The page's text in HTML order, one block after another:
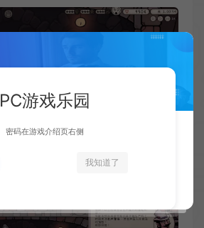
PC游戏乐园
密码在游戏介绍页右侧
我知道了